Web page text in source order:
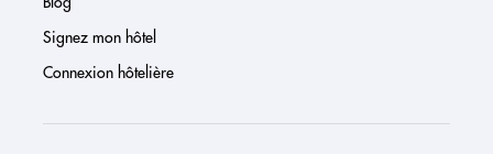
Signez mon hôtel
Connexion hôtelière